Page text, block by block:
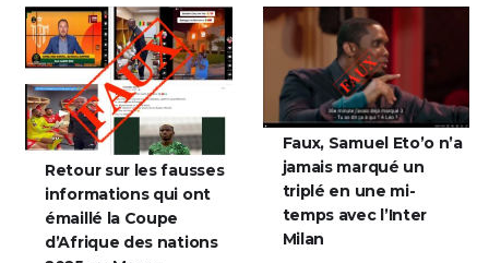
Retour sur les fausses
informations qui ont
émaillé la Coupe
Faux, Samuel Eto’o n’a
jamais marqué un
triplé en une mi-
temps avec l’Inter